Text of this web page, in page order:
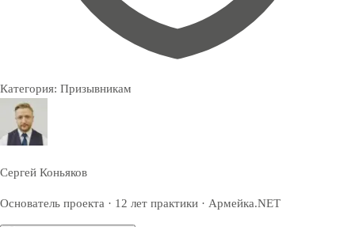
Категория: Призывникам
Сергей Коньяков
Основатель проекта · 12 лет практики · Армейка.NET